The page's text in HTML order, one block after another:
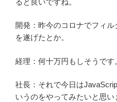
開発：昨今のコロナでフィ
を遂げたとか。
経理：何十万円もしそうです
社長：それで今日は
いうのをやってみたいと思い